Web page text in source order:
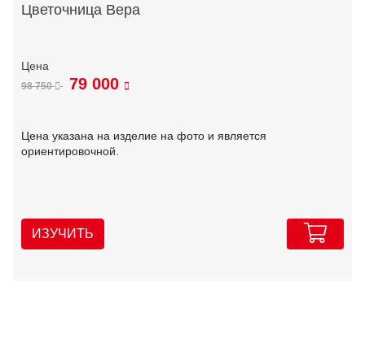
Цветочница Вера
98 750 79 000
Цена указана на изделие на фото и является
ориентировочной.
ИЗУЧИТЬ